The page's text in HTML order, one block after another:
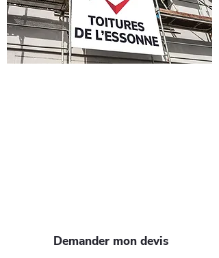
Demander mon devis